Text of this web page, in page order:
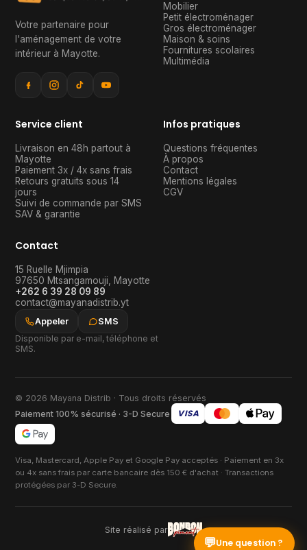
Votre partenaire pour
l'aménagement de votre
intérieur à Mayotte.
Mobilier
Petit électroménager
Gros électroménager
Maison & soins
Fournitures scolaires
Multimédia
Service client
Livraison en 48h partout à
Mayotte
Paiement 3x / 4x sans frais
Retours gratuits sous 14
jours
Suivi de commande par SMS
SAV & garantie
Infos pratiques
Questions fréquentes
À propos
Contact
Mentions légales
CGV
Contact
15 Ruelle Mjimpia
97650 Mtsangamouji
Mayotte
+262 6 39 28 09 89
contact@mayanadistrib.yt
Appeler
SMS
Disponible par e-mail, téléphone et
SMS.
© 2026 Mayana Distrib · Tous droits réservés
Paiement 100% sécurisé · 3-D Secure
VISA
Visa, Mastercard, Apple Pay et Google Pay acceptés · Paiement en 3x
ou 4x sans frais par carte bancaire dès 150 € d'achat · Transactions
protégées par 3-D Secure.
Site réalisé par
💬Une question ?